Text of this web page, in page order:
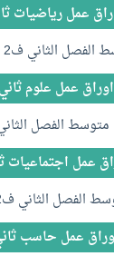
عمل رياضيات
الثاني ف2 1440
اوراق عمل علوم ثاني
الفصل الثاني ف2
عمل اجتماعيات
الثاني ف2 1440
عمل حاسب ثاني